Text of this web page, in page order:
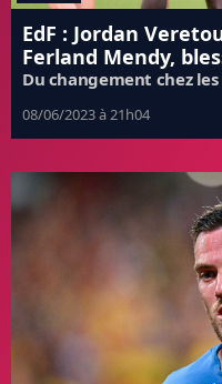
EdF : Jordan
Ferland Mendy,
Du changement chez les
08/06/2023 à 21h04